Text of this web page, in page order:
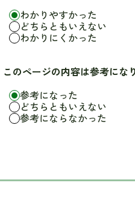
わかりやすかった
どちらともいえない
わかりにくかった
このページの内容は参考にな
参考になった
どちらともいえない
参考にならなかった